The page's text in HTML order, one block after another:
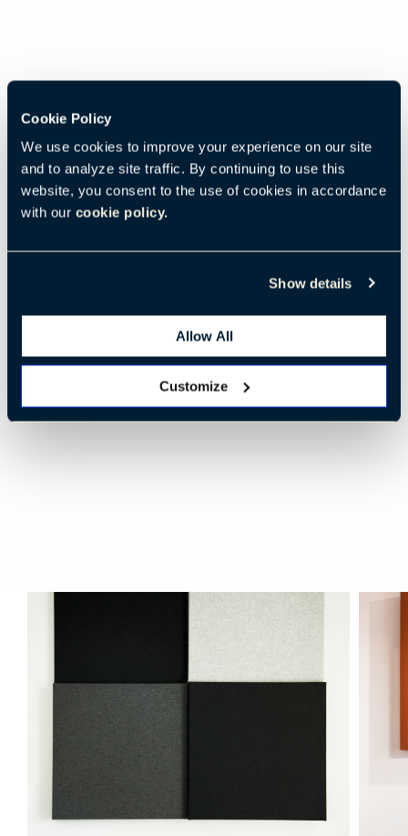
Cookie Policy
We use cookies to improve your experience on our site
and to analyze site traffic. By continuing to use this
website, you consent to the use of cookies in accordance
with our cookie policy.
Show details
Allow All
Customize